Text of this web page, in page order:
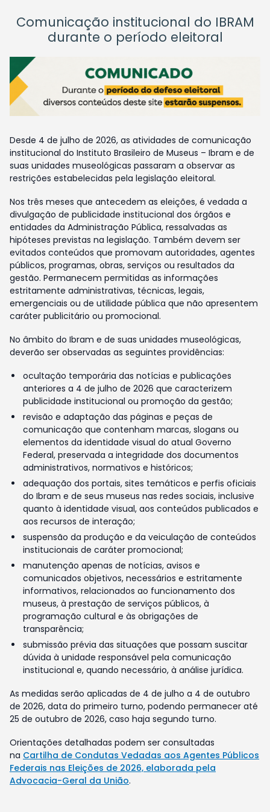
Comunicação institucional do IBRAM
durante o período eleitoral
Desde 4 de julho de 2026, as atividades de comunicação
institucional do Instituto Brasileiro de Museus – Ibram e de
suas unidades museológicas passaram a observar as
restrições estabelecidas pela legislação eleitoral.
Nos três meses que antecedem as eleições, é vedada a
divulgação de publicidade institucional dos órgãos e
entidades da Administração Pública, ressalvadas as
hipóteses previstas na legislação. Também devem ser
evitados conteúdos que promovam autoridades, agentes
públicos, programas, obras, serviços ou resultados da
gestão. Permanecem permitidas as informações
estritamente administrativas, técnicas, legais,
emergenciais ou de utilidade pública que não apresentem
caráter publicitário ou promocional.
No âmbito do Ibram e de suas unidades museológicas,
deverão ser observadas as seguintes providências:
ocultação temporária das notícias e publicações
anteriores a 4 de julho de 2026 que caracterizem
publicidade institucional ou promoção da gestão;
revisão e adaptação das páginas e peças de
comunicação que contenham marcas, slogans ou
elementos da identidade visual do atual Governo
Federal, preservada a integridade dos documentos
administrativos, normativos e históricos;
adequação dos portais, sites temáticos e perfis oficiais
do Ibram e de seus museus nas redes sociais, inclusive
quanto à identidade visual, aos conteúdos publicados e
aos recursos de interação;
suspensão da produção e da veiculação de conteúdos
institucionais de caráter promocional;
manutenção apenas de notícias, avisos e
comunicados objetivos, necessários e estritamente
informativos, relacionados ao funcionamento dos
museus, à prestação de serviços públicos, à
programação cultural e às obrigações de
transparência;
submissão prévia das situações que possam suscitar
dúvida à unidade responsável pela comunicação
institucional e, quando necessário, à análise jurídica.
As medidas serão aplicadas de 4 de julho a 4 de outubro
de 2026, data do primeiro turno, podendo permanecer até
25 de outubro de 2026, caso haja segundo turno.
Orientações detalhadas podem ser consultadas
na Cartilha de Condutas Vedadas aos Agentes Públicos
Federais nas Eleições de 2026, elaborada pela
Advocacia-Geral da União.